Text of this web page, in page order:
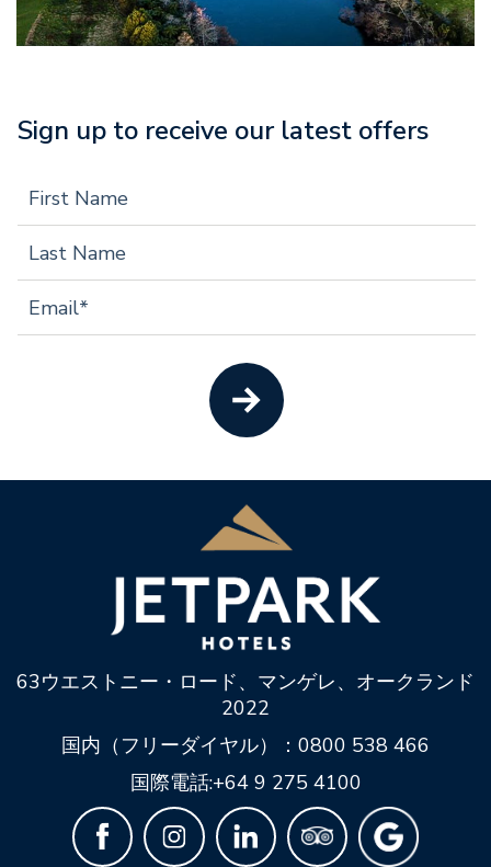
63ウエストニー・ロード、 マンゲレ、 オークランド
2022
国内（フリーダイヤル）： 0800 538 466
国際電話:+64 9 275 4100